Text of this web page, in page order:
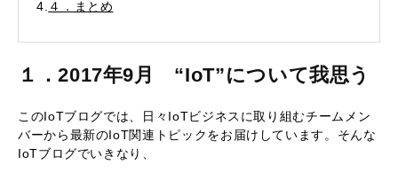
4. ４．まとめ
１．2017年9月 “IoT”について我思う
このIoTブログでは、日々IoTビジネスに取り組むチームメン
バーから最新のIoT関連トピックをお届けしています。そんな
IoTブログでいきなり、